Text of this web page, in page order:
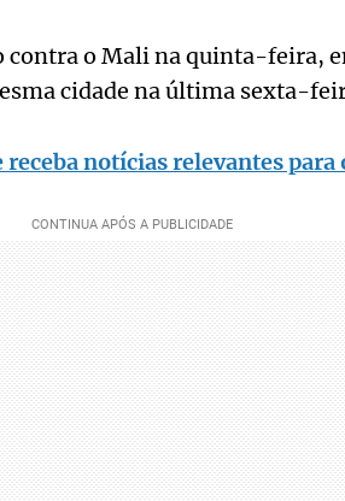
contra o Mali na quinta-feira,
cidade na última sexta-
notícias relevantes para